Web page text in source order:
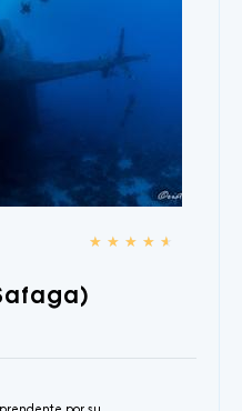
★ ★ ★ ★ ★